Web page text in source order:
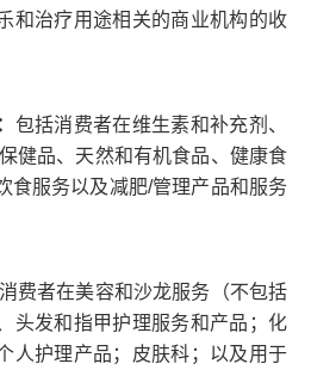
和治疗用途相关的商业机构的收
包括消费者在维生素和补充剂、
健品、天然和有机食品、健康食
食服务以及减肥/管理产品和服务
费者在美容和沙龙服务（不包括
头发和指甲护理服务和产品；化
人护理产品；皮肤科；以及用于